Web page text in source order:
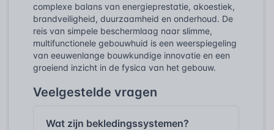
complexe balans van energieprestatie, akoestiek,
brandveiligheid, duurzaamheid en onderhoud. De
reis van simpele beschermlaag naar slimme,
multifunctionele gebouwhuid is een weerspiegeling
van eeuwenlange bouwkundige innovatie en een
groeiend inzicht in de fysica van het gebouw.
Veelgestelde vragen
Wat zijn bekledingssystemen?